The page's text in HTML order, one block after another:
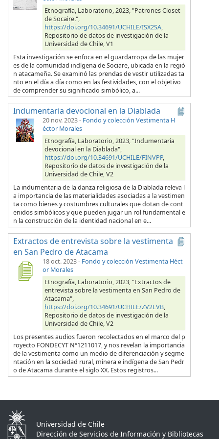
Etnografía, Laboratorio, 2023, "Patrones Closet
de Socaire.",
https://doi.org/10.34691/UCHILE/ISX2SA,
Repositorio de datos de investigación de la
Universidad de Chile, V1
Esta investigación se enfoca en el guardarropa de las mujer
es de la comunidad indígena de Sociare, ubicada en la regió
n atacameña. Se examinó las prendas de vestir utilizadas ta
nto en el día a día como en las festividades, con el objetivo
de comprender su significado simbólico, a...
Indumentaria devocional en la Diablada
20 nov. 2023- Fondo y colección Vestimenta H
éctor Morales
Etnografía, Laboratorio, 2023, "Indumentaria
devocional en la Diablada",
https://doi.org/10.34691/UCHILE/FINVPP,
Repositorio de datos de investigación de la
Universidad de Chile, V2
La indumentaria de la danza religiosa de la Diablada releva l
a importancia de las materialidades asociadas a la vestimen
ta como bienes y costumbres culturales que dotan de cont
enidos simbólicos y que pueden jugar un rol fundamental e
n la construcción de la identidad nacional en e...
Extractos de entrevista sobre la vestimenta
en San Pedro de Atacama
18 oct. 2023- Fondo y colección Vestimenta Héct
or Morales
Etnografía, Laboratorio, 2023, "Extractos de
entrevista sobre la vestimenta en San Pedro de
Atacama",
https://doi.org/10.34691/UCHILE/ZV2LVB,
Repositorio de datos de investigación de la
Universidad de Chile, V2
Los presentes audios fueron recolectados en el marco del p
royecto FONDECYT N°1211017, y nos revelan la importancia
de la vestimenta como un medio de diferenciación y segme
ntación en la sociedad rural, minera e indígena de San Pedr
o de Atacama durante el siglo XX. Estos registros...
Universidad de Chile
Dirección de Servicios de Información y Bibliotecas